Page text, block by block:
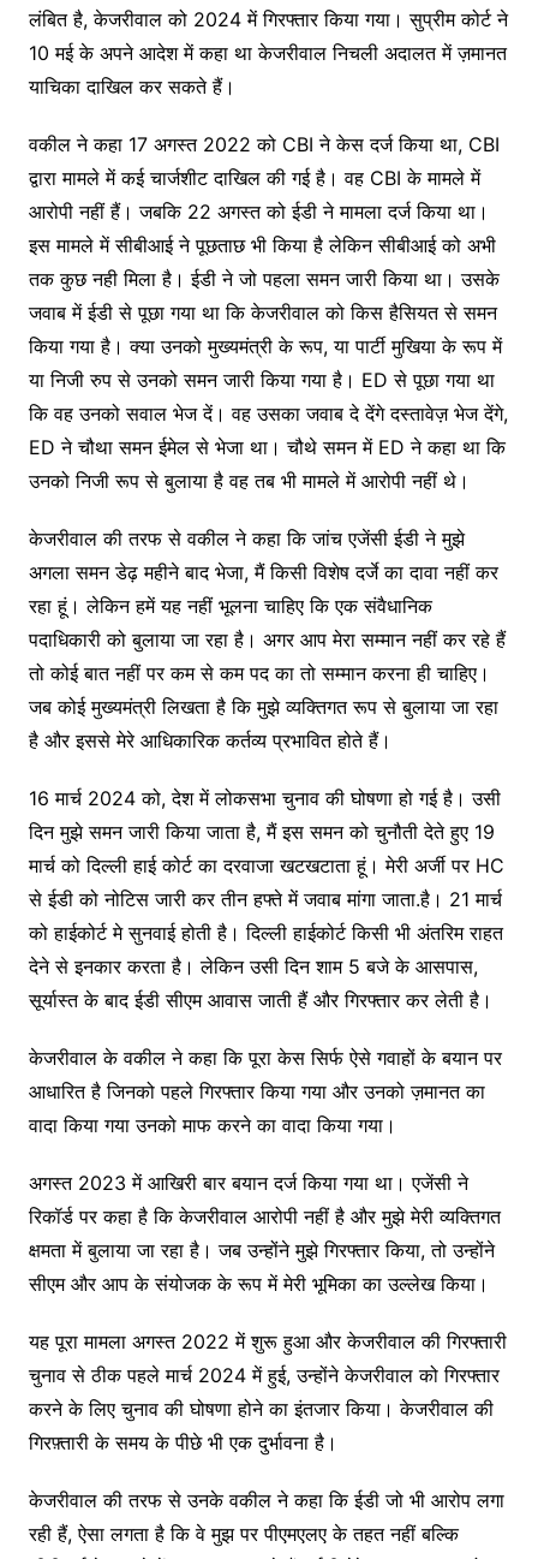
लंबित है, केजरीवाल को 2024 में गिरफ्तार किया गया। सुप्रीम कोर्ट ने
10 मई के अपने आदेश में कहा था केजरीवाल निचली अदालत में ज़मानत
याचिका दाखिल कर सकते हैं।
वकील ने कहा 17 अगस्त 2022 को CBI ने केस दर्ज किया था, CBI
द्वारा मामले में कई चार्जशीट दाखिल की गई है। वह CBI के मामले में
आरोपी नहीं हैं। जबकि 22 अगस्त को ईडी ने मामला दर्ज किया था।
इस मामले में सीबीआई ने पूछताछ भी किया है लेकिन सीबीआई को अभी
तक कुछ नही मिला है। ईडी ने जो पहला समन जारी किया था। उसके
जवाब में ईडी से पूछा गया था कि केजरीवाल को किस हैसियत से समन
किया गया है। क्या उनको मुख्यमंत्री के रूप, या पार्टी मुखिया के रूप में
या निजी रुप से उनको समन जारी किया गया है। ED से पूछा गया था
कि वह उनको सवाल भेज दें। वह उसका जवाब दे देंगे दस्तावेज़ भेज देंगे,
ED ने चौथा समन ईमेल से भेजा था। चौथे समन में ED ने कहा था कि
उनको निजी रूप से बुलाया है वह तब भी मामले में आरोपी नहीं थे।
केजरीवाल की तरफ से वकील ने कहा कि जांच एजेंसी ईडी ने मुझे
अगला समन डेढ़ महीने बाद भेजा, मैं किसी विशेष दर्जे का दावा नहीं कर
रहा हूं। लेकिन हमें यह नहीं भूलना चाहिए कि एक संवैधानिक
पदाधिकारी को बुलाया जा रहा है। अगर आप मेरा सम्मान नहीं कर रहे हैं
तो कोई बात नहीं पर कम से कम पद का तो सम्मान करना ही चाहिए।
जब कोई मुख्यमंत्री लिखता है कि मुझे व्यक्तिगत रूप से बुलाया जा रहा
है और इससे मेरे आधिकारिक कर्तव्य प्रभावित होते हैं।
16 मार्च 2024 को, देश में लोकसभा चुनाव की घोषणा हो गई है। उसी
दिन मुझे समन जारी किया जाता है, मैं इस समन को चुनौती देते हुए 19
मार्च को दिल्ली हाई कोर्ट का दरवाजा खटखटाता हूं। मेरी अर्जी पर HC
से ईडी को नोटिस जारी कर तीन हफ्ते में जवाब मांगा जाता.है। 21 मार्च
को हाईकोर्ट मे सुनवाई होती है। दिल्ली हाईकोर्ट किसी भी अंतरिम राहत
देने से इनकार करता है। लेकिन उसी दिन शाम 5 बजे के आसपास,
सूर्यास्त के बाद ईडी सीएम आवास जाती हैं और गिरफ्तार कर लेती है।
केजरीवाल के वकील ने कहा कि पूरा केस सिर्फ ऐसे गवाहों के बयान पर
आधारित है जिनको पहले गिरफ्तार किया गया और उनको ज़मानत का
वादा किया गया उनको माफ करने का वादा किया गया।
अगस्त 2023 में आखिरी बार बयान दर्ज किया गया था। एजेंसी ने
रिकॉर्ड पर कहा है कि केजरीवाल आरोपी नहीं है और मुझे मेरी व्यक्तिगत
क्षमता में बुलाया जा रहा है। जब उन्होंने मुझे गिरफ्तार किया, तो उन्होंने
सीएम और आप के संयोजक के रूप में मेरी भूमिका का उल्लेख किया।
यह पूरा मामला अगस्त 2022 में शुरू हुआ और केजरीवाल की गिरफ्तारी
चुनाव से ठीक पहले मार्च 2024 में हुई, उन्होंने केजरीवाल को गिरफ्तार
करने के लिए चुनाव की घोषणा होने का इंतजार किया। केजरीवाल की
गिरफ़्तारी के समय के पीछे भी एक दुर्भावना है।
केजरीवाल की तरफ से उनके वकील ने कहा कि ईडी जो भी आरोप लगा
रही हैं, ऐसा लगता है कि वे मुझ पर पीएमएलए के तहत नहीं बल्कि